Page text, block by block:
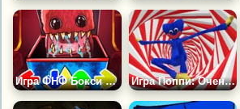
Игра ФНФ Бокси Бу: Проект Плейтайм Игра Поппи: Очень Вкусный Обби